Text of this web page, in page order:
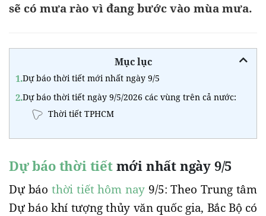
sẽ có mưa rào vì đang bước vào mùa mưa.
Mục lục
1.Dự báo thời tiết mới nhất ngày 9/5
2.Dự báo thời tiết ngày 9/5/2026 các vùng trên cả nước:
Thời tiết TPHCM
Dự báo thời tiếtmới nhất ngày 9/5
Dự báo thời tiết hôm nay 9/5: Theo Trung tâm
Dự báo khí tượng thủy văn quốc gia, Bắc Bộ có